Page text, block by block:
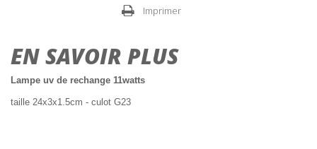
Imprimer
EN SAVOIR PLUS
Lampe uv de rechange 11watts
taille 24x3x1.5cm - culot G23